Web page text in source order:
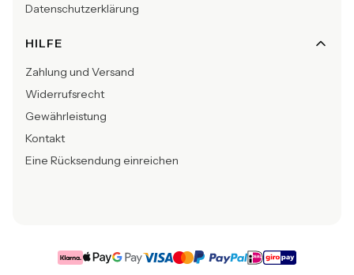
Datenschutzerklärung
HILFE
Zahlung und Versand
Widerrufsrecht
Gewährleistung
Kontakt
Eine Rücksendung einreichen